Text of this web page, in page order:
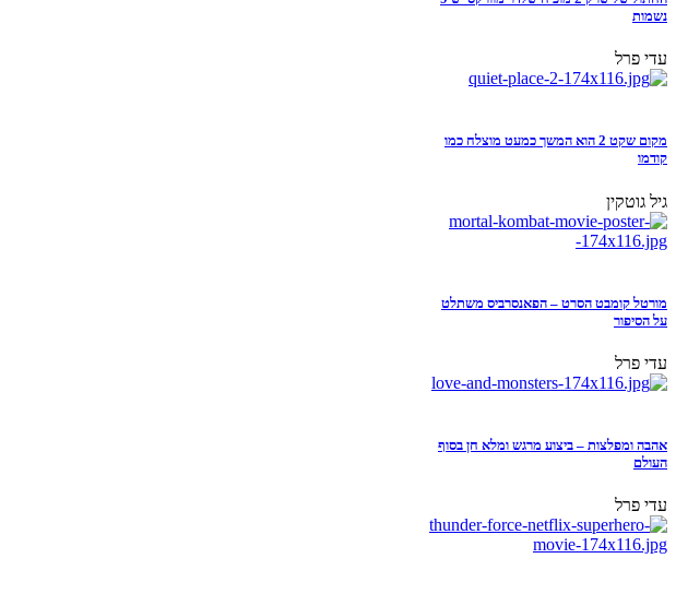
נשמות
עדי פרל
מקום שקט 2 הוא המשך כמעט מוצלח כמו
קודמו
גיל גוטקין
מורטל קומבט הסרט – הפאנסרביס משתלט
על הסיפור
עדי פרל
אהבה ומפלצות – ביצוע מרגש ומלא חן בסוף
העולם
עדי פרל